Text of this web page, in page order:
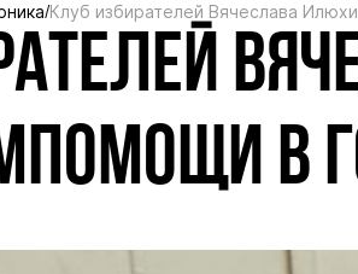
Клуб избирателей Вячеслава
В